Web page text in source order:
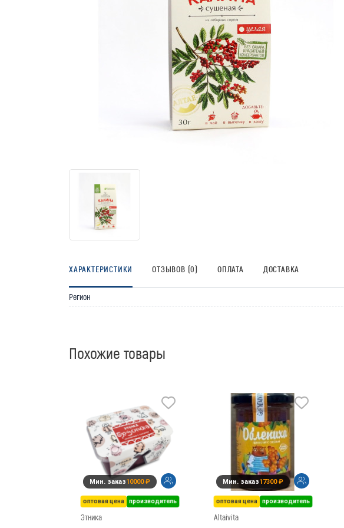
ХАРАКТЕРИСТИКИ ОТЗЫВОВ (0) ОПЛАТА ДОСТАВКА
Регион
Похожие товары
Мин. заказ10000 ₽
оптовая цена производитель
Этника
Мин. заказ17300 ₽
оптовая цена производитель
Altaivita